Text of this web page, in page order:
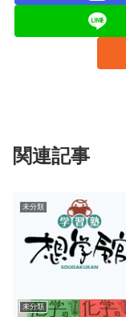
関連記事
未分類
未分類